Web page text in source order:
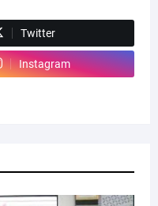
Twitter
Instagram